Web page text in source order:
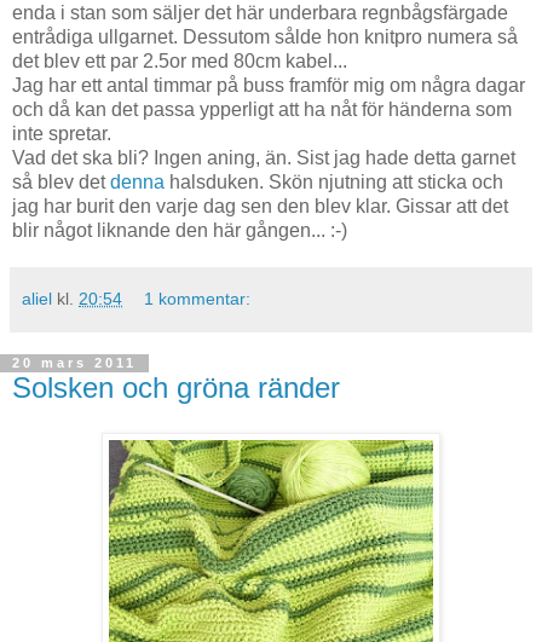
enda i stan som säljer det här underbara regnbågsfärgade
entrådiga ullgarnet. Dessutom sålde hon knitpro numera så
det blev ett par 2.5or med 80cm kabel...
Jag har ett antal timmar på buss framför mig om några dagar
och då kan det passa ypperligt att ha nåt för händerna som
inte spretar.
Vad det ska bli? Ingen aning, än. Sist jag hade detta garnet
så blev detdenna halsduken. Skön njutning att sticka och
jag har burit den varje dag sen den blev klar. Gissar att det
blir något liknande den här gången... :-)
aliel kl. 20:54 1 kommentar:
20 mars 2011
Solsken och gröna ränder